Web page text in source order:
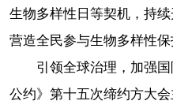
生物多样性日等契机，持
营造全民参与生物多样性保
引领全球治理，加强
公约》第十五次缔约方大